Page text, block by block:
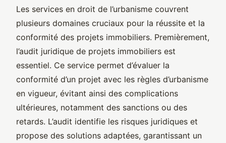
Les services en droit de l’urbanisme couvrent
plusieurs domaines cruciaux pour la réussite et la
conformité des projets immobiliers. Premièrement,
l’audit juridique de projets immobiliers est
essentiel. Ce service permet d’évaluer la
conformité d’un projet avec les règles d’urbanisme
en vigueur, évitant ainsi des complications
ultérieures, notamment des sanctions ou des
retards. L’audit identifie les risques juridiques et
propose des solutions adaptées, garantissant un